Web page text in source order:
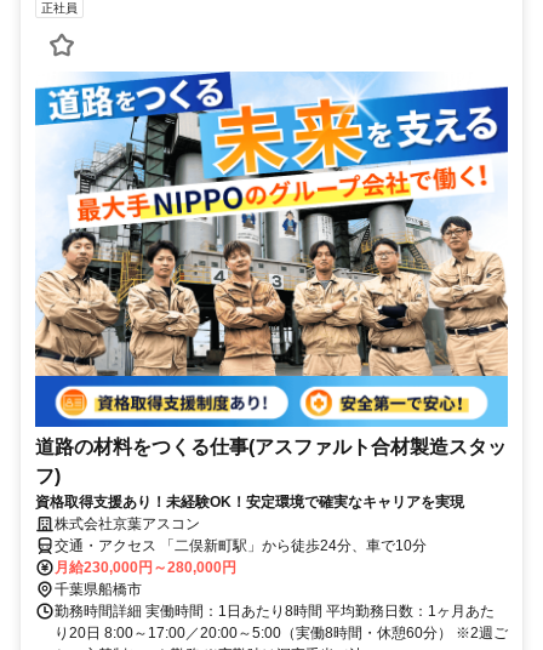
正社員
道路の材料をつくる仕事(アスファルト合材製造スタッ
フ)
資格取得支援あり！未経験OK！安定環境で確実なキャリアを実現
株式会社京葉アスコン
交通・アクセス 「二俣新町駅」から徒歩24分、車で10分
月給230,000円～280,000円
千葉県船橋市
勤務時間詳細 実働時間：1日あたり8時間 平均勤務日数：1ヶ月あた
り20日 8:00～17:00／20:00～5:00（実働8時間・休憩60分） ※2週ご